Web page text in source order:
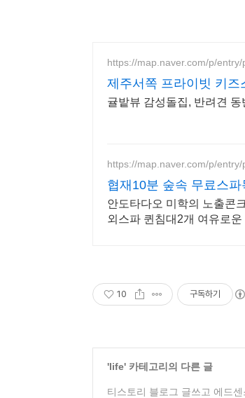
https://map.naver.com/p/
제주서쪽 프라이빗 키즈
귤밭뷰 감성돌집, 반려견
https://map.naver.com/p/
협재10분 숲속 무료스
안도타다오 미학의 노출콘
외스파 퀸침대2개 여유로
10 구독하기
'life' 카테고리의 다른 글
티스토리 블로그 글쓰고 에드